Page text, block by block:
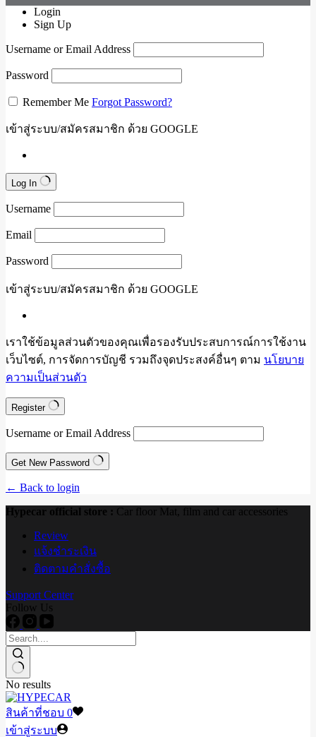
Login
Sign Up
Username or Email Address
Password
Remember Me Forgot Password?
เข้าสู่ระบบ/สมัครสมาชิก ด้วย GOOGLE
Log In
Username
Email
Password
เข้าสู่ระบบ/สมัครสมาชิก ด้วย GOOGLE
เราใช้ข้อมูลส่วนตัวของคุณเพื่อรองรับประสบการณ์การใช้งาน
เว็บไซต์, การจัดการบัญชี รวมถึงจุดประสงค์อื่นๆ ตาม นโยบาย
ความเป็นส่วนตัว
Register
Username or Email Address
Get New Password
← Back to login
Hypecar official store : Car floor Mat, film and car accessories
Review
แจ้งชำระเงิน
ติดตามคำสั่งซื้อ
Support Center
Follow Us
No results
สินค้าที่ชอบ 0
เข้าสู่ระบบ